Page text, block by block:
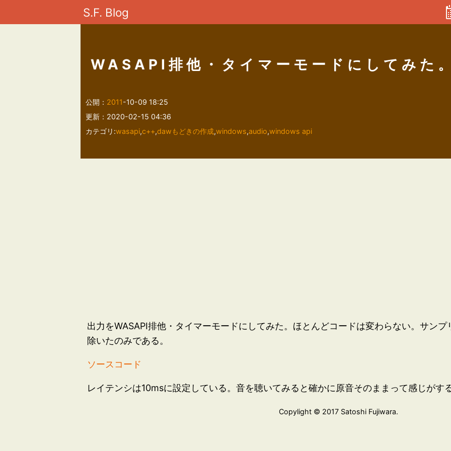
S.F. Blog
WASAPI排他・タイマーモードにしてみた
公開： 2011-10-09 18:25
更新：2020-02-15 04:36
カテゴリ:wasapi,c++,dawもどきの作成,windows,audio,windows api
出力をWASAPI排他・タイマーモードにしてみた。ほとんどコードは変わらない。サン
除いたのみである。
ソースコード
レイテンシは10msに設定している。音を聴いてみると確かに原音そのままって感じがす
Copylight © 2017 Satoshi Fujiwara.